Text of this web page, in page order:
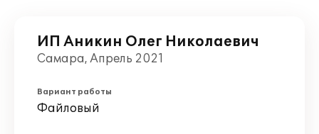
ИП Аникин Олег Николаевич
Самара, Апрель 2021
Вариант работы
Файловый